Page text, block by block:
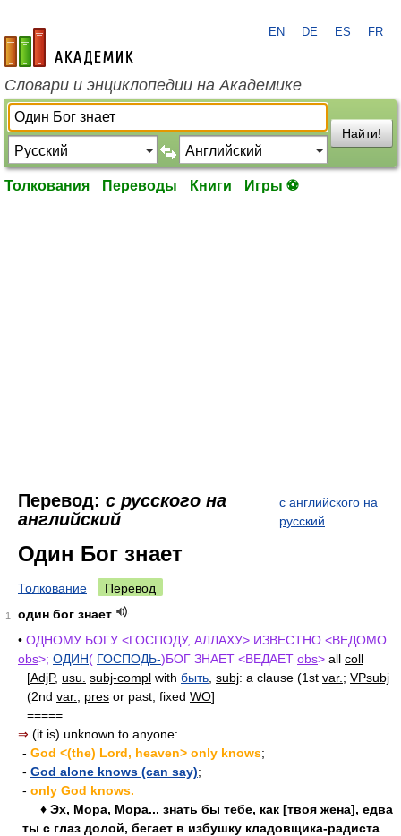
academic.ru
EN DE ES FR
Словари и энциклопедии на Академике
Найти!
Толкования Переводы Книги Игры ⚽
Перевод: с русского на
английский
с английского на
русский
Один Бог знает
Толкование Перевод
1
один бог знает
• ОДНОМУ БОГУ <ГОСПОДУ, АЛЛАХУ> ИЗВЕСТНО <ВЕДОМО
obs>; ОДИН( ГОСПОДЬ-)БОГ ЗНАЕТ <ВЕДАЕТ obs> all coll
[AdjP, usu. subj-compl with быть subj: a clause (1st var. ; VPsubj
(2nd var. ; pres or past; fixed WO]
=====
⇒ (it is) unknown to anyone:
- God <(the) Lord, heaven> only knows;
- God alone knows (can say);
- only God knows.
♦ Эх, Мора, Мора... знать бы тебе, как [твоя жена], едва
ты с глаз долой, бегает в избушку кладовщика-радиста